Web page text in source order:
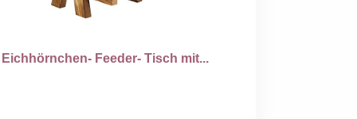
Feeder- Tisch mit...